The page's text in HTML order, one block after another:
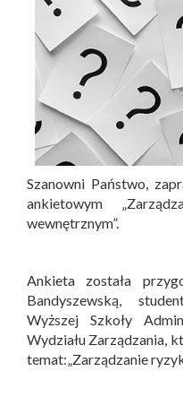
Szanowni Państwo,
ankietowym
wewnętrznym”.
Ankieta została
Bandyszewską,
Wyższej Szkoły
Wydziału Zarządzania,
temat:„Zarządzanie